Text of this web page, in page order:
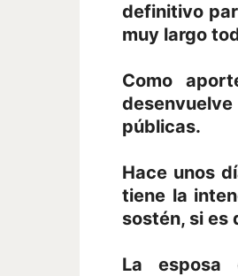
definitivo
muy largo
Como
públicas.
Hace unos
tiene la
sostén, si es
La esposa